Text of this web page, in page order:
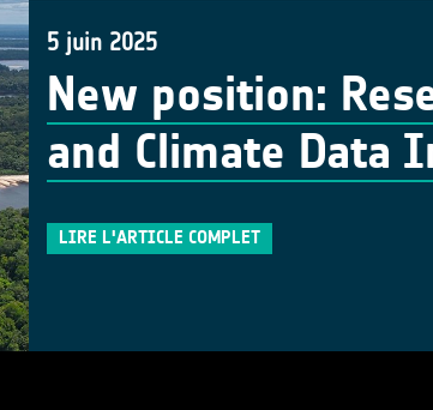
5 juin 2025
New position:
and Climate Data
LIRE L'ARTICLE COMPLET